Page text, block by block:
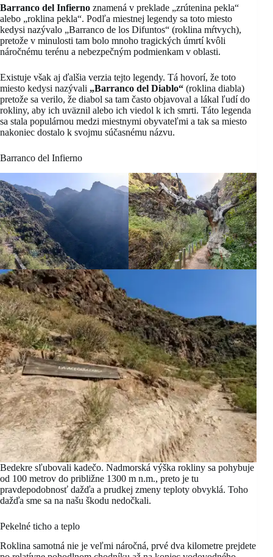
Barranco del Infierno znamená v preklade „zrútenina pekla“
alebo „roklina pekla“. Podľa miestnej legendy sa toto miesto
kedysi nazývalo „Barranco de los Difuntos“ (roklina mŕtvych),
pretože v minulosti tam bolo mnoho tragických úmrtí kvôli
náročnému terénu a nebezpečným podmienkam v oblasti.
Existuje však aj ďalšia verzia tejto legendy. Tá hovorí, že toto
miesto kedysi nazývali „Barranco del Diablo“ (roklina diabla)
pretože sa verilo, že diabol sa tam často objavoval a lákal ľudí do
rokliny, aby ich uväznil alebo ich viedol k ich smrti. Táto legenda
sa stala populárnou medzi miestnymi obyvateľmi a tak sa miesto
nakoniec dostalo k svojmu súčasnému názvu.
Barranco del Infierno
Bedekre sľubovali kadečo. Nadmorská výška rokliny sa pohybuje
od 100 metrov do približne 1300 m n.m., preto je tu
pravdepodobnosť dažďa a prudkej zmeny teploty obvyklá. Toho
dažďa sme sa na našu škodu nedočkali.
Pekelné ticho a teplo
Roklina samotná nie je veľmi náročná, prvé dva kilometre prejdete